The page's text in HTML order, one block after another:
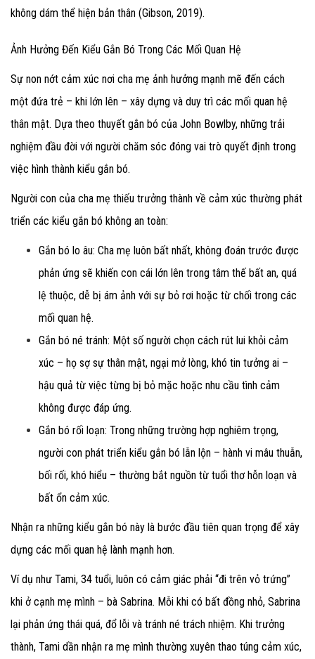
không dám thể hiện bản thân (Gibson, 2019).
Ảnh Hưởng Đến Kiểu Gắn Bó Trong Các Mối Quan Hệ
Sự non nớt cảm xúc nơi cha mẹ ảnh hưởng mạnh mẽ đến cách
một đứa trẻ – khi lớn lên – xây dựng và duy trì các mối quan hệ
thân mật. Dựa theo thuyết gắn bó của John Bowlby, những trải
nghiệm đầu đời với người chăm sóc đóng vai trò quyết định trong
việc hình thành kiểu gắn bó.
Người con của cha mẹ thiếu trưởng thành về cảm xúc thường phát
triển các kiểu gắn bó không an toàn:
Gắn bó lo âu: Cha mẹ luôn bất nhất, không đoán trước được
phản ứng sẽ khiến con cái lớn lên trong tâm thế bất an, quá
lệ thuộc, dễ bị ám ảnh với sự bỏ rơi hoặc từ chối trong các
mối quan hệ.
Gắn bó né tránh: Một số người chọn cách rút lui khỏi cảm
xúc – họ sợ sự thân mật, ngại mở lòng, khó tin tưởng ai –
hậu quả từ việc từng bị bỏ mặc hoặc nhu cầu tình cảm
không được đáp ứng.
Gắn bó rối loạn: Trong những trường hợp nghiêm trọng,
người con phát triển kiểu gắn bó lẫn lộn – hành vi mâu thuẫn,
bối rối, khó hiểu – thường bắt nguồn từ tuổi thơ hỗn loạn và
bất ổn cảm xúc.
Nhận ra những kiểu gắn bó này là bước đầu tiên quan trọng để xây
dựng các mối quan hệ lành mạnh hơn.
Ví dụ như Tami, 34 tuổi, luôn có cảm giác phải “đi trên vỏ trứng”
khi ở cạnh mẹ mình – bà Sabrina. Mỗi khi có bất đồng nhỏ, Sabrina
lại phản ứng thái quá, đổ lỗi và tránh né trách nhiệm. Khi trưởng
thành, Tami dần nhận ra mẹ mình thường xuyên thao túng cảm xúc,